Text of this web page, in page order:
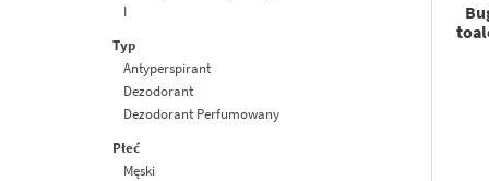
I
Typ
Antyperspirant
Dezodorant
Dezodorant Perfumowany
Płeć
Męski